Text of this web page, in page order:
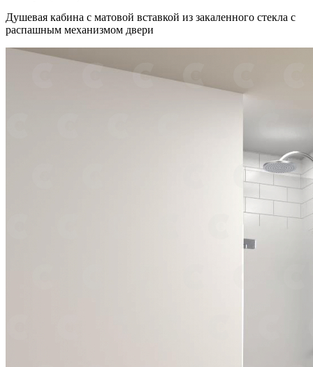
Душевая кабина с матовой вставкой из закаленного стекла с
распашным механизмом двери